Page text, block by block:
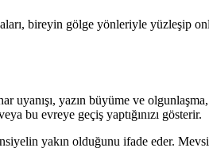
bireyin gölge yönleriyle yüzleşip
yazın büyüme ve olgunlaşma,
bu evreye geçiş yaptığınızı gösterir.
yakın olduğunu ifade eder.